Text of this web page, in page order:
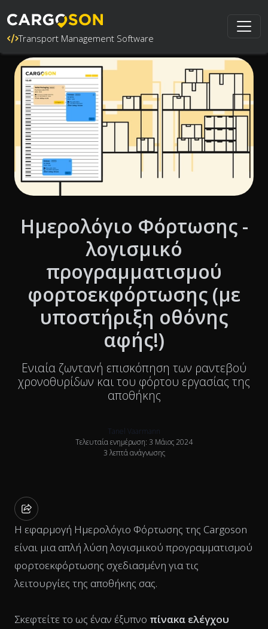
Transport Management Software
Ημερολόγιο Φόρτωσης -
λογισμικό
προγραμματισμού
φορτοεκφόρτωσης (με
υποστήριξη οθόνης
αφής!)
Ενιαία ζωντανή επισκόπηση των ραντεβού
χρονοθυρίδων και του φόρτου εργασίας της
αποθήκης
Tanel Vaarmann
Τελευταία ενημέρωση: 3 Μάιος 2024
3 λεπτά ανάγνωσης
Η εφαρμογή Ημερολόγιο Φόρτωσης της Cargoson
είναι μια απλή λύση λογισμικού προγραμματισμού
φορτοεκφόρτωσης σχεδιασμένη για τις
λειτουργίες της αποθήκης σας.
Σκεφτείτε το ως έναν έξυπνο πίνακα ελέγχου